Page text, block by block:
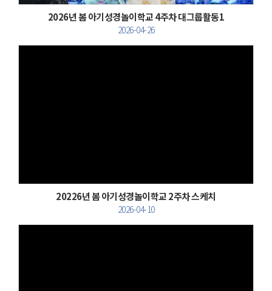
2026년 봄 아기성경놀이학교 4주차 대그룹활동1
2026-04-26
20226년 봄 아기성경놀이학교 2주차 스케치
2026-04-10